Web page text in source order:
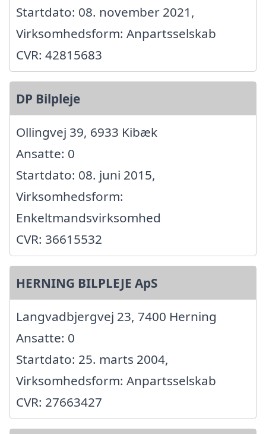
Startdato: 08. november 2021,
Virksomhedsform: Anpartsselskab
CVR: 42815683
DP Bilpleje
Ollingvej 39, 6933 Kibæk
Ansatte: 0
Startdato: 08. juni 2015,
Virksomhedsform:
Enkeltmandsvirksomhed
CVR: 36615532
HERNING BILPLEJE ApS
Langvadbjergvej 23, 7400 Herning
Ansatte: 0
Startdato: 25. marts 2004,
Virksomhedsform: Anpartsselskab
CVR: 27663427